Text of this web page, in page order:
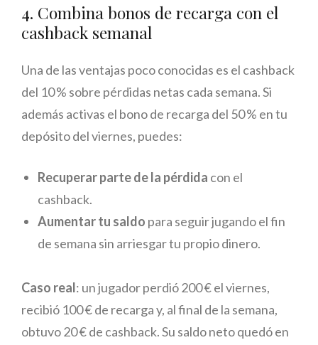
4. Combina bonos de recarga con el
cashback semanal
Una de las ventajas poco conocidas es el cashback
del 10 % sobre pérdidas netas cada semana. Si
además activas el bono de recarga del 50 % en tu
depósito del viernes, puedes:
Recuperar parte de la pérdida con el
cashback.
Aumentar tu saldo para seguir jugando el fin
de semana sin arriesgar tu propio dinero.
Caso real: un jugador perdió 200 € el viernes,
recibió 100 € de recarga y, al final de la semana,
obtuvo 20 € de cashback. Su saldo neto quedó en